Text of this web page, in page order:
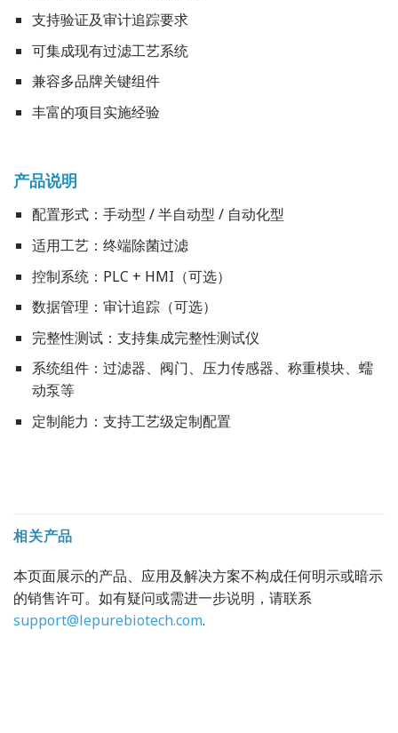
支持验证及审计追踪要求
可集成现有过滤工艺系统
兼容多品牌关键组件
丰富的项目实施经验
产品说明
配置形式：手动型 / 半自动型 / 自动化型
适用工艺：终端除菌过滤
控制系统：PLC + HMI（可选）
数据管理：审计追踪（可选）
完整性测试：支持集成完整性测试仪
系统组件：过滤器、阀门、压力传感器、称重模块、蠕
动泵等
定制能力：支持工艺级定制配置
相关产品
本页面展示的产品、应用及解决方案不构成任何明示或暗示
的销售许可。如有疑问或需进一步说明，请联系
support@lepurebiotech.com.